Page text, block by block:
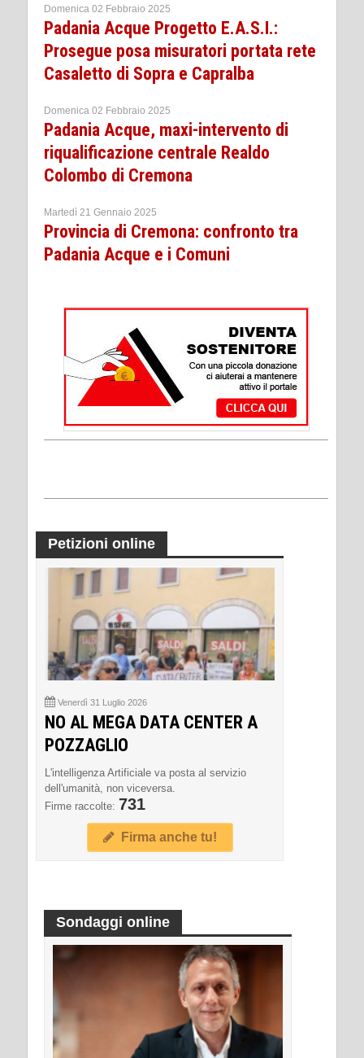
Domenica 02 Febbraio 2025
Padania Acque Progetto E.A.S.I.:
Prosegue posa misuratori portata rete
Casaletto di Sopra e Capralba
Domenica 02 Febbraio 2025
Padania Acque, maxi-intervento di
riqualificazione centrale Realdo
Colombo di Cremona
Martedì 21 Gennaio 2025
Provincia di Cremona: confronto tra
Padania Acque e i Comuni
Petizioni online
Venerdì 31 Luglio 2026
NO AL MEGA DATA CENTER A
POZZAGLIO
L'intelligenza Artificiale va posta al servizio
dell'umanità, non viceversa.
Firme raccolte: 731
Firma anche tu!
Sondaggi online